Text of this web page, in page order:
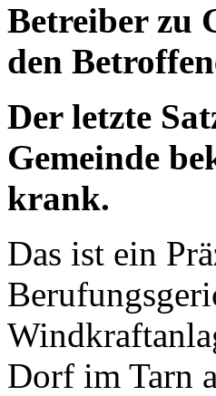
Betreiber zu
den
Der letzte
Gemeinde
krank.
Das ist ein
Dorf im Tarn